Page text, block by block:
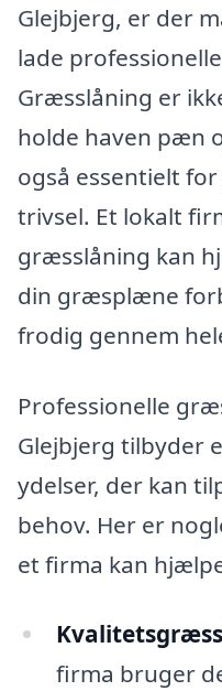
Glejbjerg, er der
lade
Græsslåning er
holde haven pæn
også essentielt
trivsel. Et lokalt
græsslåning kan
din græsplæne
frodig gennem
Professionelle
Glejbjerg tilbyder
ydelser, der kan
behov. Her er
et firma kan
firma bruger